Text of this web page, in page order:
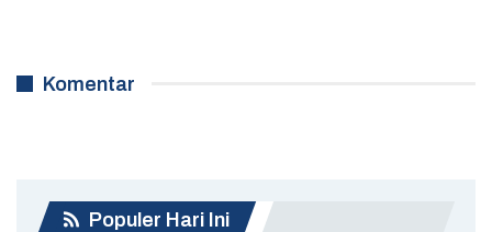
Komentar
Populer Hari Ini